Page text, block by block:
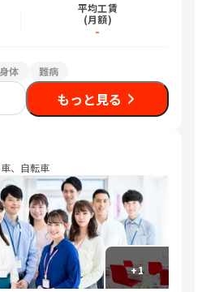
平均工賃
(月額)
-
身体 難病
もっと見る
、自転車
+1